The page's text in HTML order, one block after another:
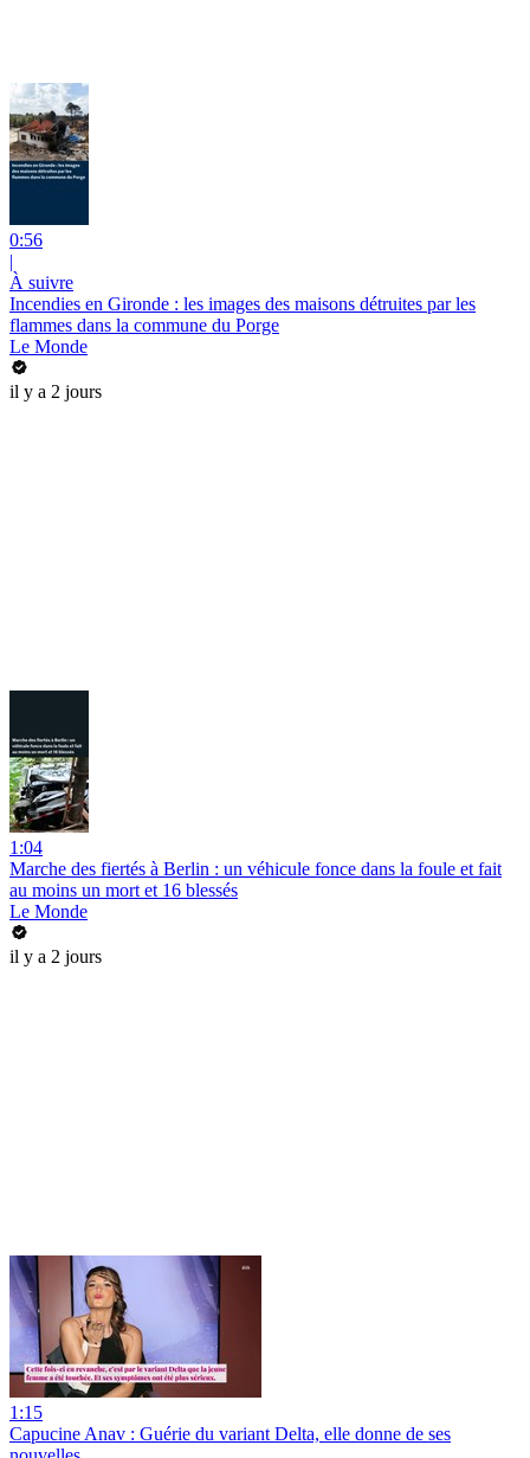
0:56
|
À suivre
Incendies en Gironde : les images des maisons détruites par les
flammes dans la commune du Porge
Le Monde
il y a 2 jours
1:04
Marche des fiertés à Berlin : un véhicule fonce dans la foule et fait
au moins un mort et 16 blessés
Le Monde
il y a 2 jours
1:15
Capucine Anav : Guérie du variant Delta, elle donne de ses